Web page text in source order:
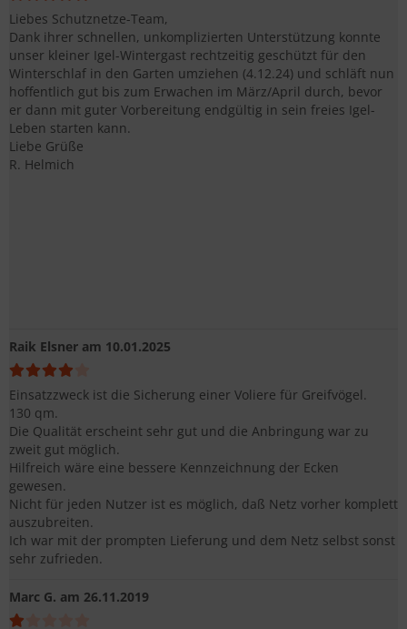
Liebes Schutznetze-Team,
Dank ihrer schnellen, unkomplizierten Unterstützung konnte
unser kleiner Igel-Wintergast rechtzeitig geschützt für den
Winterschlaf in den Garten umziehen (4.12.24) und schläft nun
hoffentlich gut bis zum Erwachen im März/April durch, bevor
er dann mit guter Vorbereitung endgültig in sein freies Igel-
Leben starten kann.
Liebe Grüße
R. Helmich
Raik Elsner am 10.01.2025
Einsatzzweck ist die Sicherung einer Voliere für Greifvögel.
130 qm.
Die Qualität erscheint sehr gut und die Anbringung war zu
zweit gut möglich.
Hilfreich wäre eine bessere Kennzeichnung der Ecken
gewesen.
Nicht für jeden Nutzer ist es möglich, daß Netz vorher komplett
auszubreiten.
Ich war mit der prompten Lieferung und dem Netz selbst sonst
sehr zufrieden.
Marc G. am 26.11.2019